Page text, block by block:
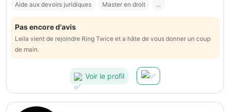
Aide aux devoirs juridiques Master en droit ...
Pas encore d'avis
Leila vient de rejoindre Ring Twice et a hâte de vous donner un coup
de main.
Voir le profil